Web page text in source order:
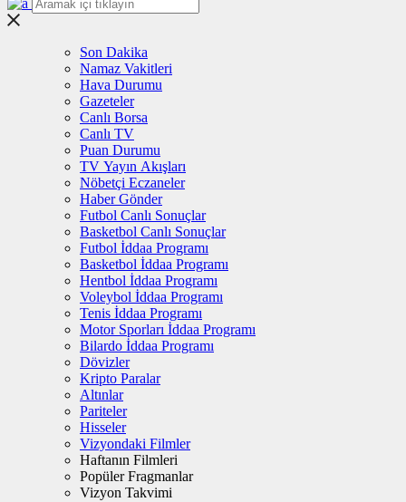
Son Dakika
Namaz Vakitleri
Hava Durumu
Gazeteler
Canlı Borsa
Canlı TV
Puan Durumu
TV Yayın Akışları
Nöbetçi Eczaneler
Haber Gönder
Futbol Canlı Sonuçlar
Basketbol Canlı Sonuçlar
Futbol İddaa Programı
Basketbol İddaa Programı
Hentbol İddaa Programı
Voleybol İddaa Programı
Tenis İddaa Programı
Motor Sporları İddaa Programı
Bilardo İddaa Programı
Dövizler
Kripto Paralar
Altınlar
Pariteler
Hisseler
Vizyondaki Filmler
Haftanın Filmleri
Popüler Fragmanlar
Vizyon Takvimi